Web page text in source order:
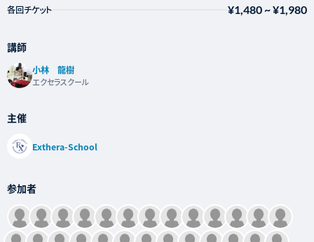
各回チケット ¥1,480~¥1,980
講師
小林 龍樹
エクセラスクール
主催
Exthera-School
参加者